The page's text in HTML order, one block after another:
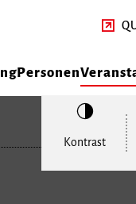
Personen
Kontrast